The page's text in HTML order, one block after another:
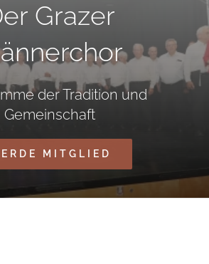
Grazer
der Tradition und
Gemeinschaft
MITGLIED